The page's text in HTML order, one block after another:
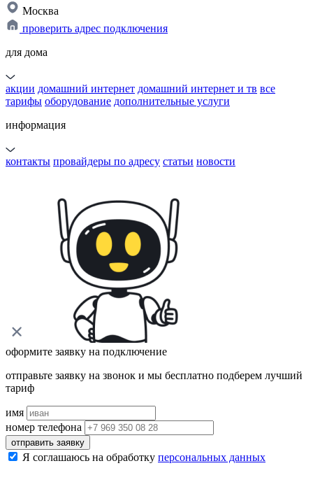
Москва
проверить адрес подключения
для дома
акции домашний интернет домашний интернет и тв все
тарифы оборудование дополнительные услуги
информация
контакты провайдеры по адресу статьи новости
оформите заявку на подключение
отправьте заявку на звонок и мы бесплатно подберем лучший
тариф
имя
номер телефона
отправить заявку
Я соглашаюсь на обработку персональных данных